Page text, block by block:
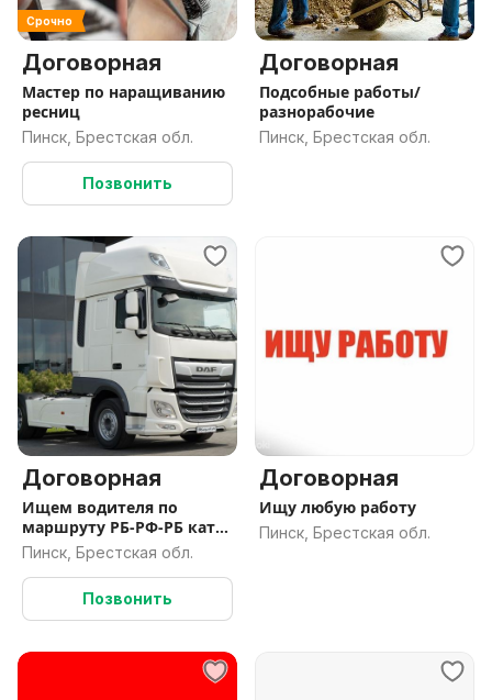
Срочно
Договорная
Мастер по наращиванию
ресниц
Пинск, Брестская обл.
Позвонить
Договорная
Подсобные работы/
разнорабочие
Пинск, Брестская обл.
Договорная
Ищем водителя по
маршруту РБ-РФ-РБ кат
CE
Пинск, Брестская обл.
Позвонить
Договорная
Ищу любую работу
Пинск, Брестская обл.